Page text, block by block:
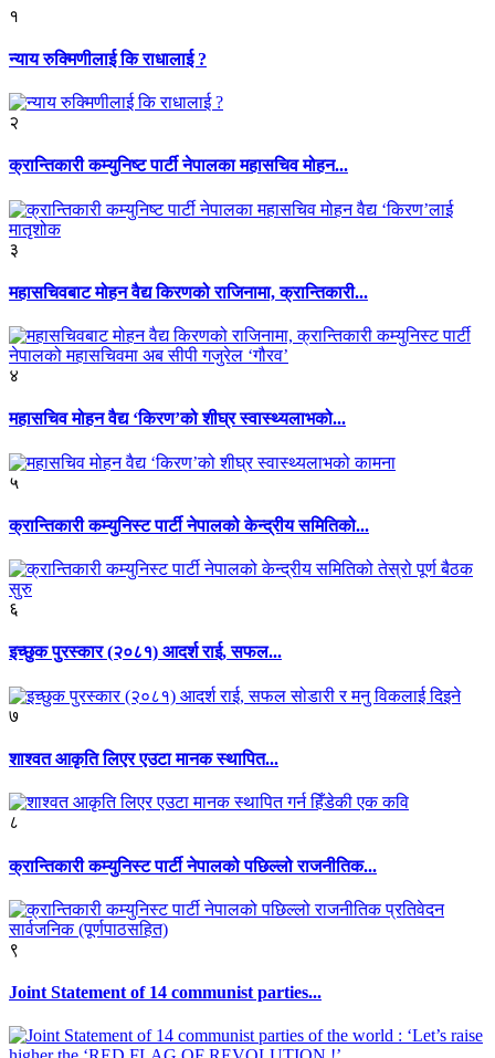
१
न्याय रुक्मिणीलाई कि राधालाई ?
२
क्रान्तिकारी कम्युनिष्ट पार्टी नेपालका महासचिव मोहन...
३
महासचिवबाट मोहन वैद्य किरणको राजिनामा, क्रान्तिकारी...
४
महासचिव मोहन वैद्य ‘किरण’को शीघ्र स्वास्थ्यलाभको...
५
क्रान्तिकारी कम्युनिस्ट पार्टी नेपालको केन्द्रीय समितिको...
६
इच्छुक पुरस्कार (२०८१) आदर्श राई, सफल...
७
शाश्वत आकृति लिएर एउटा मानक स्थापित...
८
क्रान्तिकारी कम्युनिस्ट पार्टी नेपालको पछिल्लो राजनीतिक...
९
Joint Statement of 14 communist parties...